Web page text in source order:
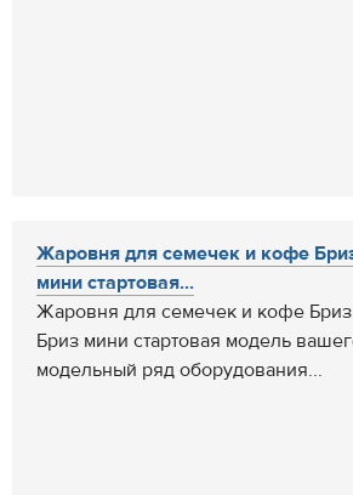
Жаровня для семечек и кофе
мини стартовая...
Жаровня для семечек и кофе
Бриз мини стартовая модель
модельный ряд оборудования...